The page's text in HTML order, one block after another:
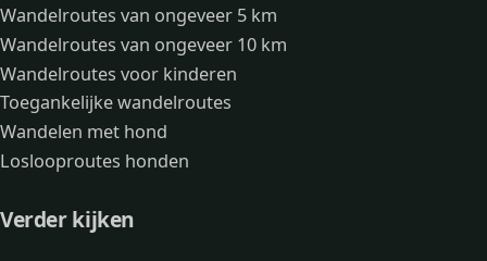
Wandelroutes van ongeveer 5 km
Wandelroutes van ongeveer 10 km
Wandelroutes voor kinderen
Toegankelijke wandelroutes
Wandelen met hond
Loslooproutes honden
Verder kijken